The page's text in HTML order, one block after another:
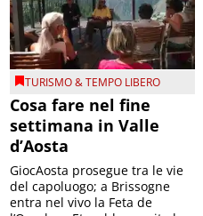
TURISMO & TEMPO LIBERO
Cosa fare nel fine
settimana in Valle
d’Aosta
GiocAosta prosegue tra le vie
del capoluogo; a Brissogne
entra nel vivo la Feta de